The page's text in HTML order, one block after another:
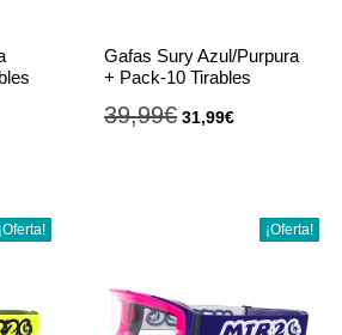
Gafas Sury Azul/Purpura
+ Pack-10 Tirables
39,99€ 31,99€
¡Oferta! ¡Oferta!